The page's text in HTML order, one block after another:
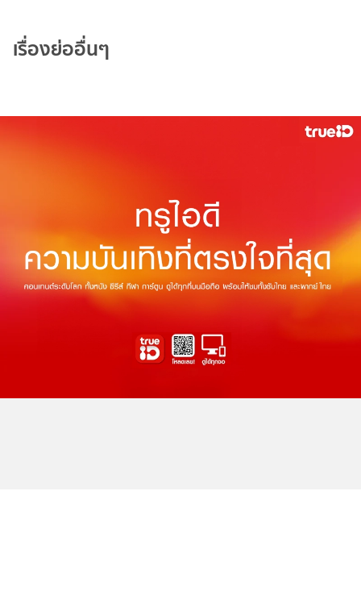
เรื่องย่ออื่นๆ